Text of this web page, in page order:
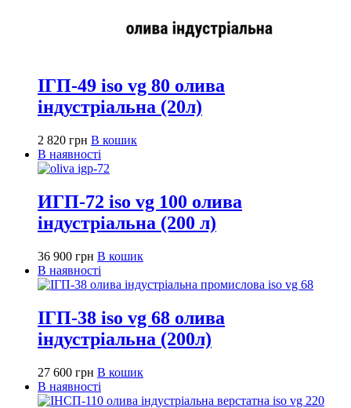
ІГП-49 iso vg 80 олива
індустріальна (20л)
2 820 грн В кошик
В наявності
ИГП-72 iso vg 100 олива
індустріальна (200 л)
36 900 грн В кошик
В наявності
ІГП-38 iso vg 68 олива
індустріальна (200л)
27 600 грн В кошик
В наявності